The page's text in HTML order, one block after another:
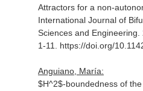
Attractors for a non-
International Journal of
Sciences and Engineering
1-11. https://doi.org/
Anguiano, María:
$H^2$-boundedness of